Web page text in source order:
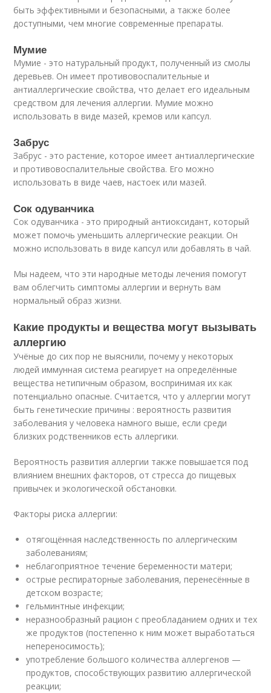
быть эффективными и безопасными, а также более
доступными, чем многие современные препараты.
Мумие
Мумие - это натуральный продукт, полученный из смолы
деревьев. Он имеет противовоспалительные и
антиаллергические свойства, что делает его идеальным
средством для лечения аллергии. Мумие можно
использовать в виде мазей, кремов или капсул.
Забрус
Забрус - это растение, которое имеет антиаллергические
и противовоспалительные свойства. Его можно
использовать в виде чаев, настоек или мазей.
Сок одуванчика
Сок одуванчика - это природный антиоксидант, который
может помочь уменьшить аллергические реакции. Он
можно использовать в виде капсул или добавлять в чай.
Мы надеем, что эти народные методы лечения помогут
вам облегчить симптомы аллергии и вернуть вам
нормальный образ жизни.
Какие продукты и вещества могут вызывать
аллергию
Учёные до сих пор не выяснили, почему у некоторых
людей иммунная система реагирует на определённые
вещества нетипичным образом, воспринимая их как
потенциально опасные. Считается, что у аллергии могут
быть генетические причины : вероятность развития
заболевания у человека намного выше, если среди
близких родственников есть аллергики.
Вероятность развития аллергии также повышается под
влиянием внешних факторов, от стресса до пищевых
привычек и экологической обстановки.
Факторы риска аллергии:
отягощённая наследственность по аллергическим
заболеваниям;
неблагоприятное течение беременности матери;
острые респираторные заболевания, перенесённые в
детском возрасте;
гельминтные инфекции;
неразнообразный рацион с преобладанием одних и тех
же продуктов (постепенно к ним может выработаться
непереносимость);
употребление большого количества аллергенов —
продуктов, способствующих развитию аллергической
реакции;